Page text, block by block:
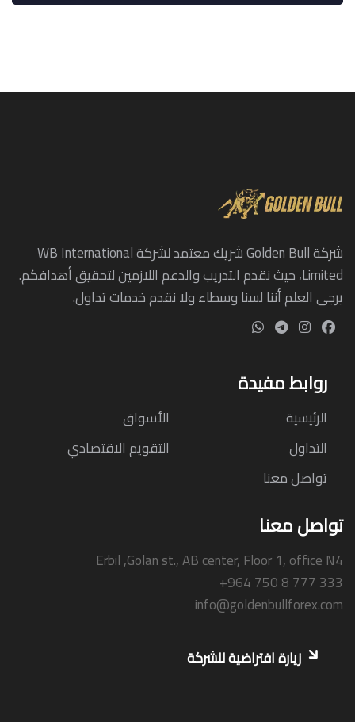
شركة Golden Bull شريك معتمد لشركة WB International
Limited، حيث نقدم التدريب والدعم اللازمين لتحقيق أهدافكم.
يرجى العلم أننا لسنا وسطاء ولا نقدم خدمات تداول.
روابط مفيدة
الرئيسية
الأسواق
التداول
التقويم الاقتصادي
تواصل معنا
تواصل معنا
Erbil ,Golan st., AB center, Floor 1, office N4
+964 750 8 777 333
info@goldenbullforex.com
زيارة افتراضية للشركة